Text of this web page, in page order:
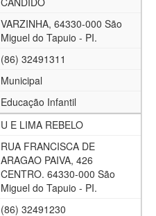
VARZINHA, 64330-000 São
Miguel do Tapuio - PI.
(86) 32491311
Municipal
Educação Infantil
U E LIMA REBELO
RUA FRANCISCA DE
ARAGAO PAIVA, 426
CENTRO. 64330-000 São
Miguel do Tapuio - PI.
(86) 32491230